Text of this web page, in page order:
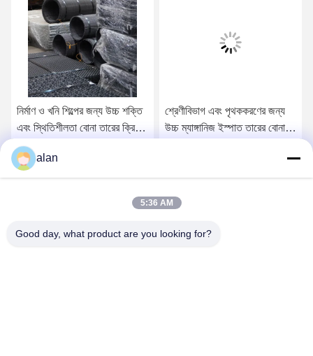
নির্মাণ ও খনি শিল্পের জন্য উচ্চ শক্তি
এবং স্থিতিশীলতা বোনা তারের ক্রিম্প
স্ক্রিন
শ্রেণীবিভাগ এবং পৃথককরণের জন্য
উচ্চ ম্যাঙ্গানিজ ইস্পাত তারের বোনা
alan
5:36 AM
Good day, what product are you looking for?